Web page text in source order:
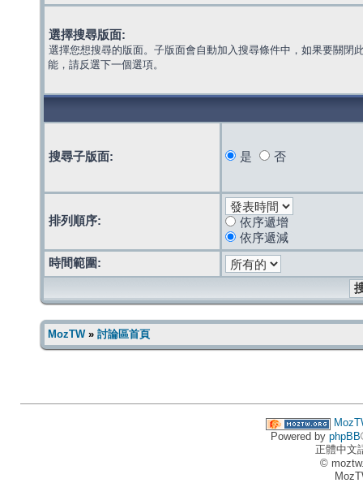
選擇搜尋版面:
選擇您想搜尋的版面。子版面會自動加入搜尋條件中，如果要關閉
能，請反選下一個選項。
搜尋子版面: 是 否
排列順序:
依序遞增
依序遞減
時間範圍:
MozTW» 討論區首頁
Powered by phpBB
正體中文
©